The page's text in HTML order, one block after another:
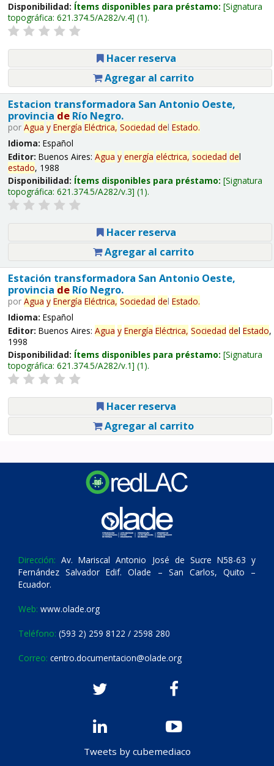
Disponibilidad: Ítems disponibles para préstamo: Signatura
topográfica: 621.374.5/A282/v.4 (1).
Hacer reserva
Agregar al carrito
Estacion transformadora San Antonio Oeste,
provincia deRío Negro.
por Agua y Energía Eléctrica, Sociedad del Estado.
Idioma: Español
Editor: Buenos Aires: Agua y energía eléctrica, sociedad del
estado, 1988
Disponibilidad: Ítems disponibles para préstamo: Signatura
topográfica: 621.374.5/A282/v.3 (1).
Hacer reserva
Agregar al carrito
Estación transformadora San Antonio Oeste,
provincia deRío Negro.
por Agua y Energía Eléctrica, Sociedad del Estado.
Idioma: Español
Editor: Buenos Aires: Agua y Energía Eléctrica, Sociedad del Estado,
1998
Disponibilidad: Ítems disponibles para préstamo: Signatura
topográfica: 621.374.5/A282/v.1 (1).
Hacer reserva
Agregar al carrito
Dirección: Av. Mariscal Antonio José de Sucre N58-63 y
Fernández Salvador Edif. Olade – San Carlos, Quito –
Ecuador.
Web: www.olade.org
Teléfono: (593 2) 259 8122 / 2598 280
Correo: centro.documentacion@olade.org
Tweets by cubemediaco